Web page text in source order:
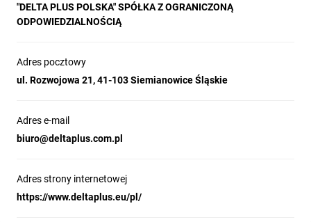
"DELTA PLUS POLSKA" SPÓŁKA Z OGRANICZONĄ
ODPOWIEDZIALNOŚCIĄ
Adres pocztowy
ul. Rozwojowa 21, 41-103 Siemianowice Śląskie
Adres e-mail
biuro@deltaplus.com.pl
Adres strony internetowej
https://www.deltaplus.eu/pl/